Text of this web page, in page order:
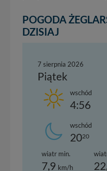
POGODA
DZISIAJ
7 sierpnia 2026
Piątek
wschód
4:56
wschód
2020
wiatr min.
7,9 km/h